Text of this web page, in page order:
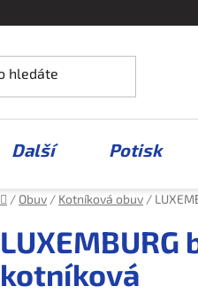
Další Potisk
Domů
/ Obuv / Kotníková obuv /
kotníková